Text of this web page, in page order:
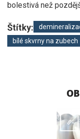
bolestivá než
Štítky:
bílé skvrny na zubech